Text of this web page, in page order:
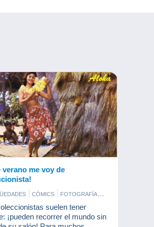
verano me voy de
CÓMICS
FOTOGRAFÍA
JOYAS
MONEDAS & BILLETES
SELLOS
DE COLECCIÓN MODERNAS
suelen tener
¡pueden recorrer el mundo sin